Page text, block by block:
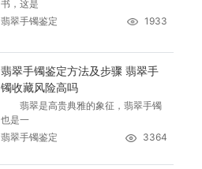
书，这是
翡翠手镯鉴定
1933
翡翠手镯鉴定方法及步骤 翡翠手
镯收藏风险高吗
翡翠是高贵典雅的象征，翡翠手镯
也是一
翡翠手镯鉴定
3364